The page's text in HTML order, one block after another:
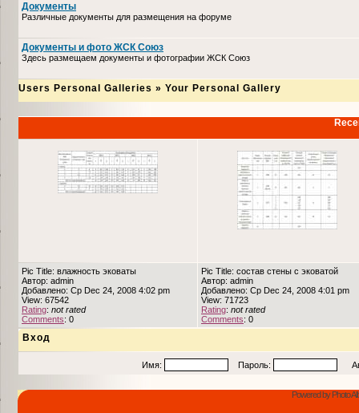
Документы
Различные документы для размещения на форуме
Документы и фото ЖСК Союз
Здесь размещаем документы и фотографии ЖСК Союз
Users Personal Galleries » Your Personal Gallery
Pic Title: влажность эковаты
Автор: admin
Добавлено: Ср Dec 24, 2008 4:02 pm
View: 67542
Rating: not rated
Comments: 0
Pic Title: состав стены с эковатой
Автор: admin
Добавлено: Ср Dec 24, 2008 4:01 pm
View: 71723
Rating: not rated
Comments: 0
Вход
Имя: Пароль:
Powered by Photo